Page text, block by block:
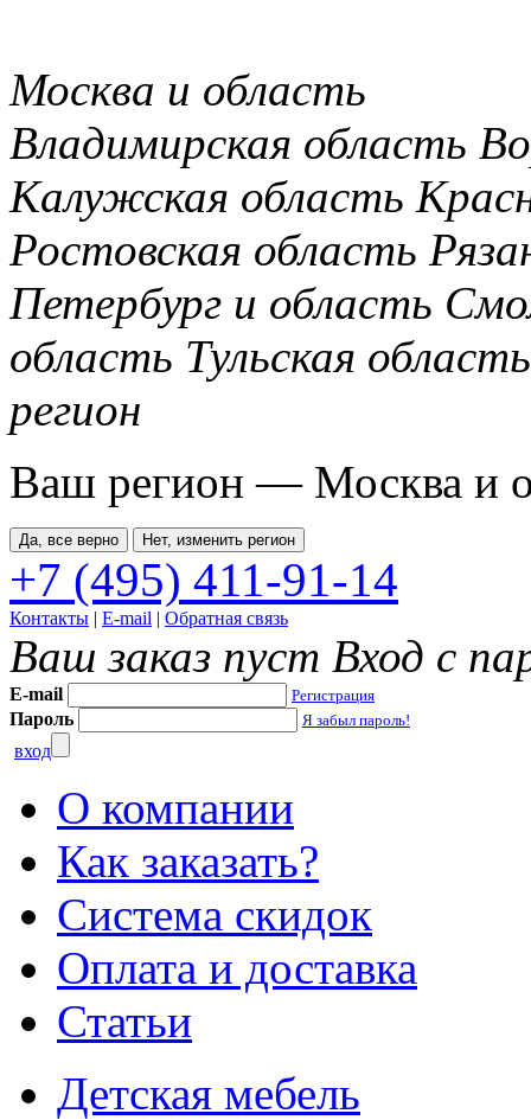
Москва и область
Владимирская область
Калужская область
Ростовская область
Петербург и область
область Тульская область
регион
Ваш регион — Москва и
Да, все верно Нет, изменить регион
+7 (495) 411-91-14
Контакты | E-mail | Обратная связь
Ваш заказ пуст Вход с
E-mail Регистрация
Пароль Я забыл пароль!
вход
О компании
Как заказать?
Система скидок
Оплата и доставка
Статьи
Детская мебель